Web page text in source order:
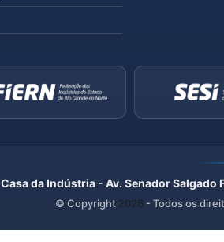
Casa da Indústria - Av. Senador
© Copyright 2026 - Todos os